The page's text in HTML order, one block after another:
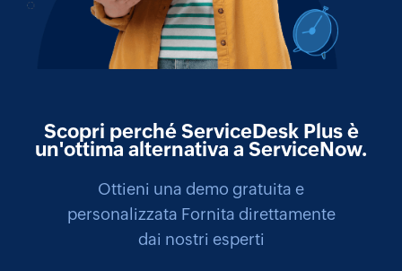
Scopri perché ServiceDesk Plus è
un'ottima alternativa a ServiceNow.
Ottieni una demo gratuita e
personalizzata Fornita direttamente
dai nostri esperti